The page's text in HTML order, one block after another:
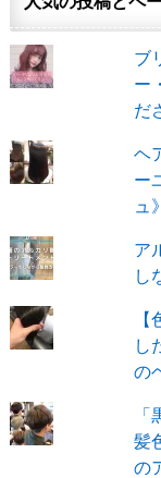
ブ
ー
だ
ヘ
ー
ュ
ア
し
し
の
髪
の